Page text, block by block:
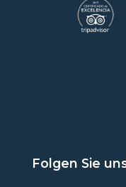
Folgen Sie